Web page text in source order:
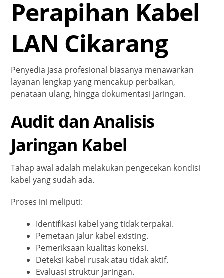
Perapihan Kabel
LAN Cikarang
Penyedia jasa profesional biasanya menawarkan
layanan lengkap yang mencakup perbaikan,
penataan ulang, hingga dokumentasi jaringan.
Audit dan Analisis
Jaringan Kabel
Tahap awal adalah melakukan pengecekan kondisi
kabel yang sudah ada.
Proses ini meliputi:
Identifikasi kabel yang tidak terpakai.
Pemetaan jalur kabel existing.
Pemeriksaan kualitas koneksi.
Deteksi kabel rusak atau tidak aktif.
Evaluasi struktur jaringan.